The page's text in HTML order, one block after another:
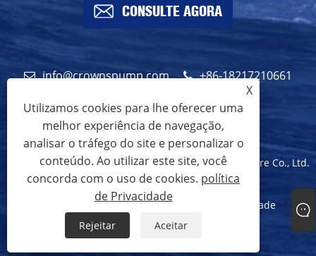
CONSULTE AGORA
+86-18217210661
info@crownspump.com
+86-18217210661
Copyright © 2024 Shanghai Crowns Pump Manufacture Co., Ltd.
Todos os direitos reservados.
Sitemap RSS XML política de Privacidade
X
Utilizamos cookies para lhe oferecer uma
melhor experiência de navegação,
analisar o tráfego do site e personalizar o
conteúdo. Ao utilizar este site, você
concorda com o uso de cookies. política
de Privacidade
Rejeitar Aceitar